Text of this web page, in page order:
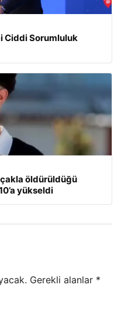
Ciddi Sorumluluk
öldürüldüğü
yükseldi
Gerekli alanlar *